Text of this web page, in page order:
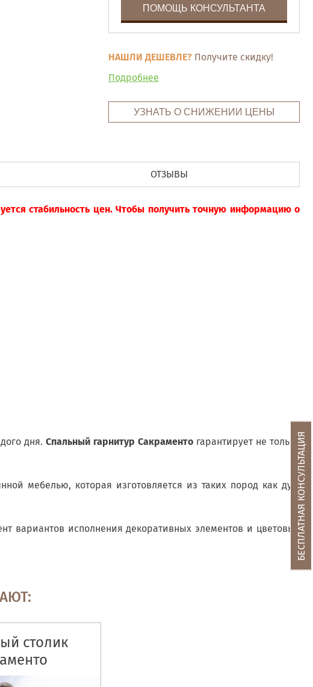
ПОМОЩЬ КОНСУЛЬТАНТА
НАШЛИ ДЕШЕВЛЕ? Получите скидку!
Подробнее
УЗНАТЬ О СНИЖЕНИИ ЦЕНЫ
ОТЗЫВЫ
стабильность цен. Чтобы получить точную информацию о
дня. Спальный гарнитур Сакраменто гарантирует не только
мебелью, которая изготовляется из таких пород как дуб,
вариантов исполнения декоративных элементов и цветовых
столик
БЕСПЛАТНАЯ КОНСУЛЬТАЦИЯ